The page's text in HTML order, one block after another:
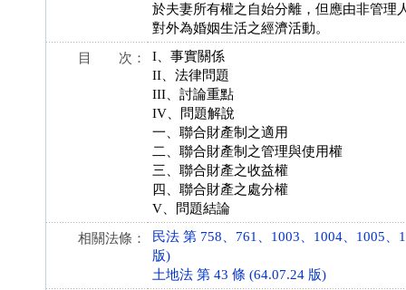
於夫妻所有權之自始分離，但應由非管理
對外為婚姻生活之經濟活動。
目 次：
I、事實關係
II、法律問題
III、討論重點
IV、問題解說
一、聯合財產制之適用
二、聯合財產制之管理與使用權
三、聯合財產之收益權
四、聯合財產之處分權
V、問題結論
相關法條：
民法 第 758、761、1003、1004、1005
版)
土地法 第 43 條 (64.07.24 版)